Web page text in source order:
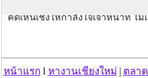
คิดเห็นเชิงให้กำลังใจเจ้าหน้าที่ ไ
ส่วนน้อยเท่านั้นที่เห็นใจแม่ค้า
หน้าแรก l หางานเชียงใหม่ ตลา